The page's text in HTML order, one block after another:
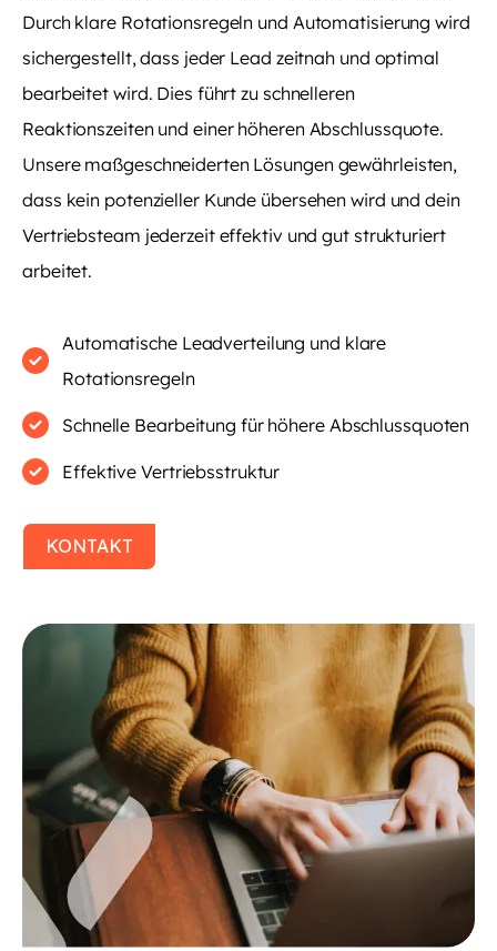
Durch klare Rotationsregeln und Automatisierung wird
sichergestellt, dass jeder Lead zeitnah und optimal
bearbeitet wird. Dies führt zu schnelleren
Reaktionszeiten und einer höheren Abschlussquote.
Unsere maßgeschneiderten Lösungen gewährleisten,
dass kein potenzieller Kunde übersehen wird und dein
Vertriebsteam jederzeit effektiv und gut strukturiert
arbeitet.
Automatische Leadverteilung und klare
Rotationsregeln
Schnelle Bearbeitung für höhere Abschlussquoten
Effektive Vertriebsstruktur
KONTAKT